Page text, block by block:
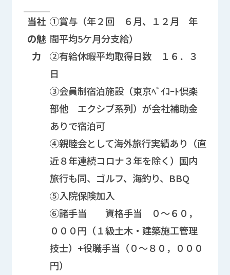
企業PRに関する情報欄
当社
の魅
力
①賞与（年２回 ６月、１２月 年
間平均5ケ月分支給）
②有給休暇平均取得日数 １６．３
日
③会員制宿泊施設（東京ﾍﾞｲｺｰﾄ倶楽
部他 エクシブ系列）が会社補助金
ありで宿泊可
④親睦会として海外旅行実績あり（直
近８年連続コロナ３年を除く）国内
旅行も同、ゴルフ、海釣り、BBQ
⑤入院保険加入
⑥諸手当 資格手当 ０～６０，
０００円（１級土木・建築施工管理
技士）+役職手当（０～８０，０００
円）